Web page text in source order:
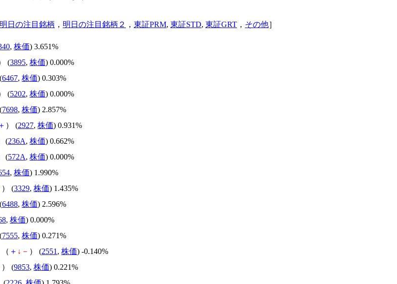
明日の注目銘柄 ， 明日の注目銘柄２ ， 東証PRM, 東証STD, 東証GRT ， その他］
, 株価) 3.651%
(3895, 株価) 0.000%
6467, 株価) 0.303%
(5202, 株価) 0.000%
7698, 株価) 2.857%
） (2927, 株価) 0.931%
(236A, 株価) 0.662%
(572A, 株価) 0.000%
, 株価) 1.990%
） (3329, 株価) 1.435%
6488, 株価) 2.596%
, 株価) 0.000%
7555, 株価) 0.271%
＋ ↓ － ） (2551 , 株価) -0.140%
） (9853, 株価) 0.221%